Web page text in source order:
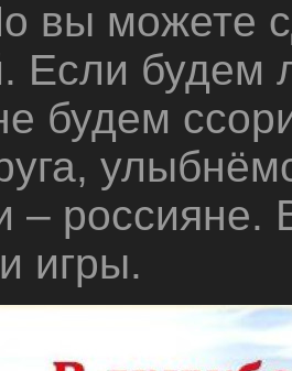
вы можете
Если будем
будем
– россияне.
игры.